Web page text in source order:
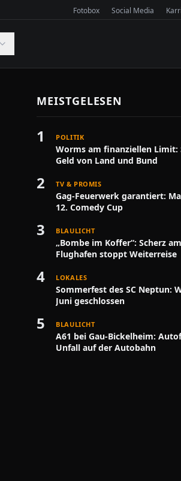
Fotobox Social Media
MEISTGELESEN
1 POLITIK
Worms am finanziellen
Geld von Land und Bund
2 TV & PROMIS
Gag-Feuerwerk garantiert:
12. Comedy Cup
3 BLAULICHT
„Bombe im Koffer“: Scherz
Flughafen stoppt Weiterreise
4 LOKALES
Sommerfest des SC Neptun:
Juni geschlossen
5 BLAULICHT
A61 bei Gau-Bickelheim:
Unfall auf der Autobahn